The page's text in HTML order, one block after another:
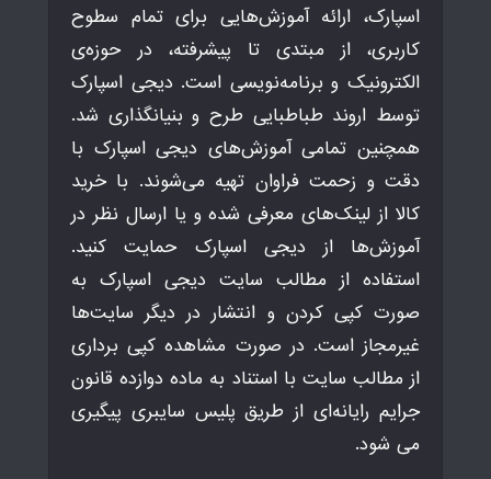
اسپارک، ارائه آموزش‌هایی برای تمام سطوح
کاربری، از مبتدی تا پیشرفته، در حوزه‌ی
الکترونیک و برنامه‌نویسی است. دیجی اسپارک
توسط اروند طباطبایی طرح و بنیانگذاری شد.
همچنین تمامی آموزش‌های دیجی اسپارک با
دقت و زحمت فراوان تهیه می‌شوند. با خرید
کالا از لینک‌های معرفی شده و یا ارسال نظر در
آموزش‌ها از دیجی اسپارک حمایت کنید.
استفاده از مطالب سایت دیجی اسپارک به
صورت کپی کردن و انتشار در دیگر سایت‌ها
غیرمجاز است. در صورت مشاهده کپی برداری
از مطالب سایت با استناد به ماده دوازده قانون
جرایم رایانه‌ای از طریق پلیس سایبری پیگیری
می شود.